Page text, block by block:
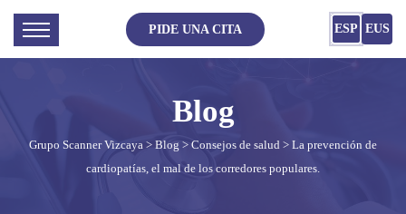
PIDE UNA CITA ESP EUS
Grupo Scanner Vizcaya > Blog > Consejos de salud > La prevención de
cardiopatías, el mal de los corredores populares.